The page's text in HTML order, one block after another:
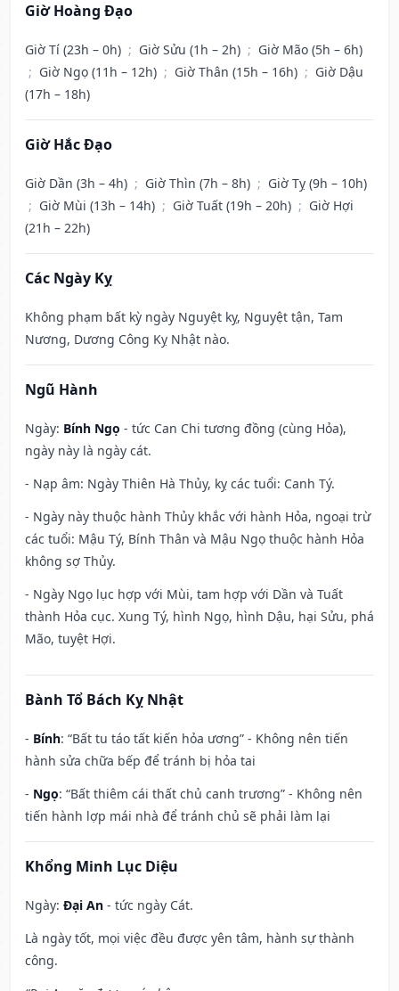
Giờ Hoàng Đạo
Giờ Tí (23h – 0h) ; Giờ Sửu (1h – 2h) ; Giờ Mão (5h – 6h)
; Giờ Ngọ (11h – 12h) ; Giờ Thân (15h – 16h) ; Giờ Dậu
(17h – 18h)
Giờ Hắc Đạo
Giờ Dần (3h – 4h) ; Giờ Thìn (7h – 8h) ; Giờ Tỵ (9h – 10h)
; Giờ Mùi (13h – 14h) ; Giờ Tuất (19h – 20h) ; Giờ Hợi
(21h – 22h)
Các Ngày Kỵ
Không phạm bất kỳ ngày Nguyệt kỵ, Nguyệt tận, Tam
Nương, Dương Công Kỵ Nhật nào.
Ngũ Hành
Ngày: Bính Ngọ - tức Can Chi tương đồng (cùng Hỏa),
ngày này là ngày cát.
- Nạp âm: Ngày Thiên Hà Thủy, kỵ các tuổi: Canh Tý.
- Ngày này thuộc hành Thủy khắc với hành Hỏa, ngoại trừ
các tuổi: Mậu Tý, Bính Thân và Mậu Ngọ thuộc hành Hỏa
không sợ Thủy.
- Ngày Ngọ lục hợp với Mùi, tam hợp với Dần và Tuất
thành Hỏa cục. Xung Tý, hình Ngọ, hình Dậu, hại Sửu, phá
Mão, tuyệt Hợi.
Bành Tổ Bách Kỵ Nhật
- Bính: “Bất tu táo tất kiến hỏa ương” - Không nên tiến
hành sửa chữa bếp để tránh bị hỏa tai
- Ngọ: “Bất thiêm cái thất chủ canh trương” - Không nên
tiến hành lợp mái nhà để tránh chủ sẽ phải làm lại
Khổng Minh Lục Diệu
Ngày: Đại An - tức ngày Cát.
Là ngày tốt, mọi việc đều được yên tâm, hành sự thành
công.